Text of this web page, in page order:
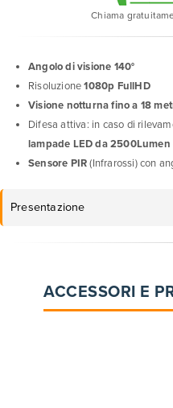
Chiama
Angolo di visione 140°
Risoluzione1080p FullHD
Visione notturna fino a 18
Difesa attiva: in caso di
lampade LED da 2500Lumen
Sensore PIR(Infrarossi) con
Presentazione
ACCESSORI E